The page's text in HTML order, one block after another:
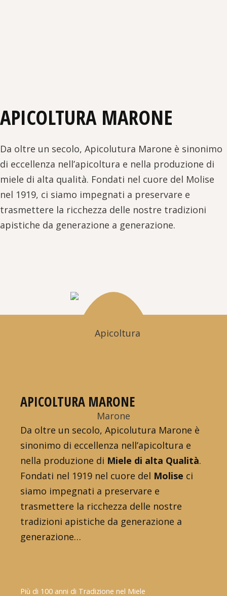
APICOLTURA MARONE
Da oltre un secolo, Apicolutura Marone è sinonimo
di eccellenza nell’apicoltura e nella produzione di
miele di alta qualità. Fondati nel cuore del Molise
nel 1919, ci siamo impegnati a preservare e
trasmettere la ricchezza delle nostre tradizioni
apistiche da generazione a generazione.
APICOLTURA MARONE
Da oltre un secolo, Apicolutura Marone è
sinonimo di eccellenza nell’apicoltura e
nella produzione di Miele di alta Qualità.
Fondati nel 1919 nel cuore del Molise ci
siamo impegnati a preservare e
trasmettere la ricchezza delle nostre
tradizioni apistiche da generazione a
generazione…
Più di 100 anni di Tradizione nel Miele